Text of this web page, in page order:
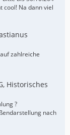
cool! Na dann viel
zahlreiche
Historisches
?
nach